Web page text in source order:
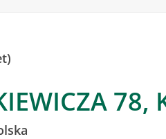
78,